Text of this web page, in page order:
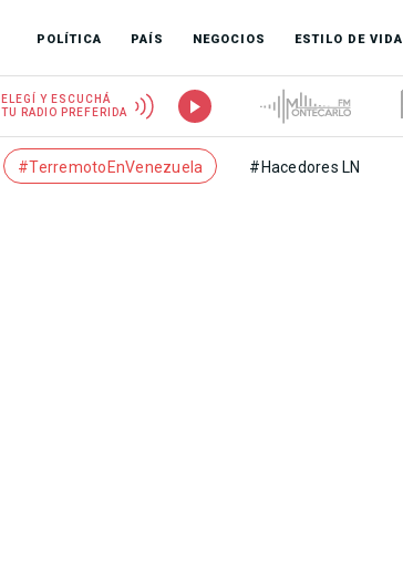
POLÍTICA PAÍS NEGOCIOS ESTILO DE VIDA
ELEGÍ Y ESCUCHÁ
TU RADIO PREFERIDA
#TerremotoEnVenezuela #Hacedores LN